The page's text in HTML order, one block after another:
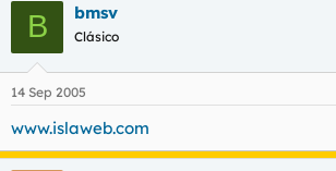
B bmsv
Clásico
14 Sep 2005
www.islaweb.com